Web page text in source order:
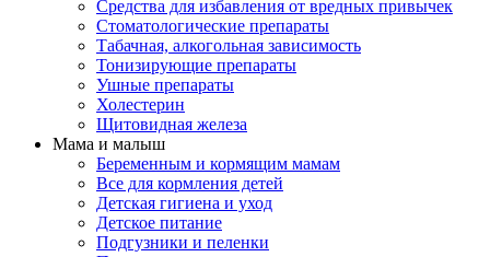
Средства для избавления от вредных привычек
Стоматологические препараты
Табачная, алкогольная зависимость
Тонизирующие препараты
Ушные препараты
Холестерин
Щитовидная железа
Мама и малыш
Беременным и кормящим мамам
Все для кормления детей
Детская гигиена и уход
Детское питание
Подгузники и пеленки